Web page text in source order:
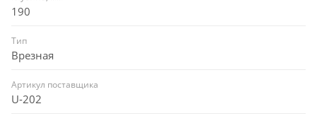
190
Тип
Врезная
Артикул поставщика
U-202